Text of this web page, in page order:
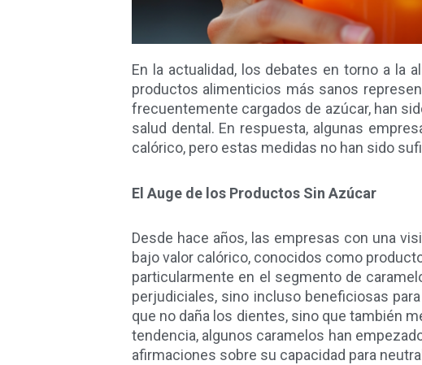
En la actualidad, los debates en torno a la
productos alimenticios más sanos
frecuentemente cargados de azúcar, han
salud dental. En respuesta, algunas
calórico, pero estas medidas no han sido
El Auge de los Productos Sin Azúcar
Desde hace años, las empresas con una
bajo valor calórico, conocidos como
particularmente en el segmento de
perjudiciales, sino incluso beneficiosas
que no daña los dientes, sino que también
tendencia, algunos caramelos han
afirmaciones sobre su capacidad para